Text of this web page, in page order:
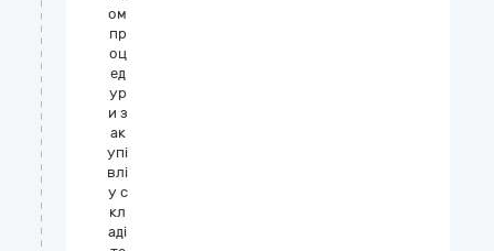
ом
пр
оц
ед
ур
и з
ак
упі
влі
у с
кл
аді